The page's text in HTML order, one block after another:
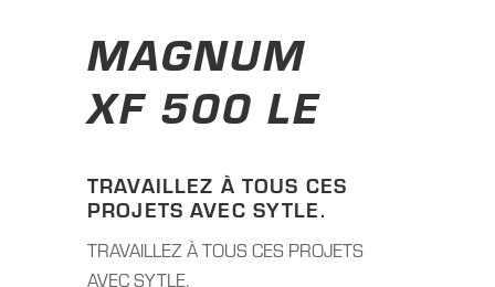
MAGNUM
XF 500 LE
TRAVAILLEZ À TOUS CES
PROJETS AVEC SYTLE.
TRAVAILLEZ À TOUS CES PROJETS
AVEC SYTLE.